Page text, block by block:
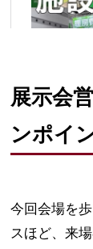
展示会
ンポイ
今回会場を
スほど、来